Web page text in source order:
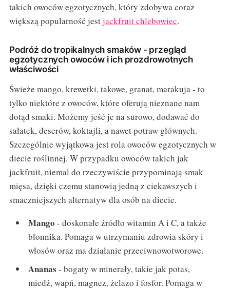
takich owoców egzotycznych, który zdobywa coraz
większą popularność jestjackfruit chlebowiec.
Podróż do tropikalnych smaków - przegląd
egzotycznych owoców i ich prozdrowotnych
właściwości
Świeże mango, krewetki, takowe, granat, marakuja - to
tylko niektóre z owoców, które oferują nieznane nam
dotąd smaki. Możemy jeść je na surowo, dodawać do
sałatek, deserów, koktajli, a nawet potraw głównych.
Szczególnie wyjątkowa jest rola owoców egzotycznych w
diecie roślinnej. W przypadku owoców takich jak
jackfruit, niemal do rzeczywiście przypominają smak
mięsa, dzięki czemu stanowią jedną z ciekawszych i
smaczniejszych alternatyw dla osób na diecie.
Mango - doskonałe źródło witamin A i C, a także
błonnika. Pomaga w utrzymaniu zdrowia skóry i
włosów oraz ma działanie przeciwnowotworowe.
Ananas - bogaty w minerały, takie jak potas,
miedź, wapń, magnez, żelazo i fosfor. Pomaga w